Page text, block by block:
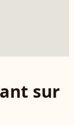
sur